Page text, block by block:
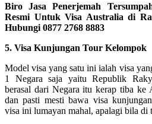
Biro Jasa Penerjemah
Resmi Untuk Visa Australia di
Hubungi 0877 2768 8883
5. Visa Kunjungan Tour Kelompok
Model visa yang satu ini ialah visa
1 Negara saja yaitu Republik
berasal dari Negara itu kerap tiba ke
dan pasti mesti bawa visa
visa ini lumayan mahal, apalagi bila di